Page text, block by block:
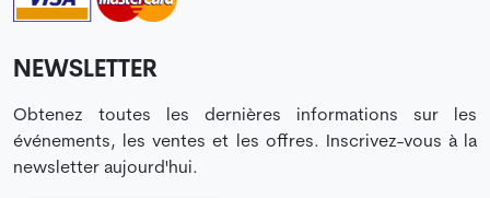
NEWSLETTER
Obtenez toutes les dernières informations sur les
événements, les ventes et les offres. Inscrivez-vous à la
newsletter aujourd'hui.